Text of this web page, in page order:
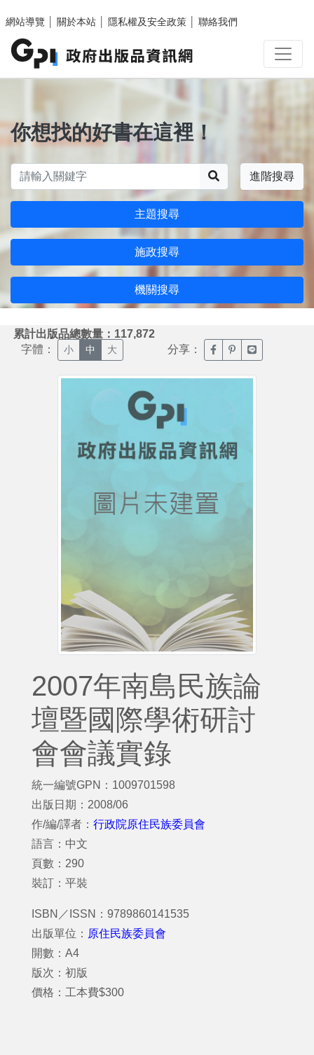
網站導覽
關於本站 隱私權及安全政策 聯絡我們
你想找的好書在這裡！
進階搜尋
主題搜尋
施政搜尋
機關搜尋
累計出版品總數量：117,872
字體： 小 中 大 分享： 臉書分享(另開新視窗)
噗浪分享(另開新
Line分享(另
2007年南島民族論
壇暨國際學術研討
會會議實錄
統一編號GPN：1009701598
出版日期：2008/06
作/編/譯者： 行政院原住民族委員會
語言：中文
頁數：290
裝訂：平裝
ISBN／ISSN：9789860141535
出版單位： 原住民族委員會
開數：A4
版次：初版
價格：工本費$300